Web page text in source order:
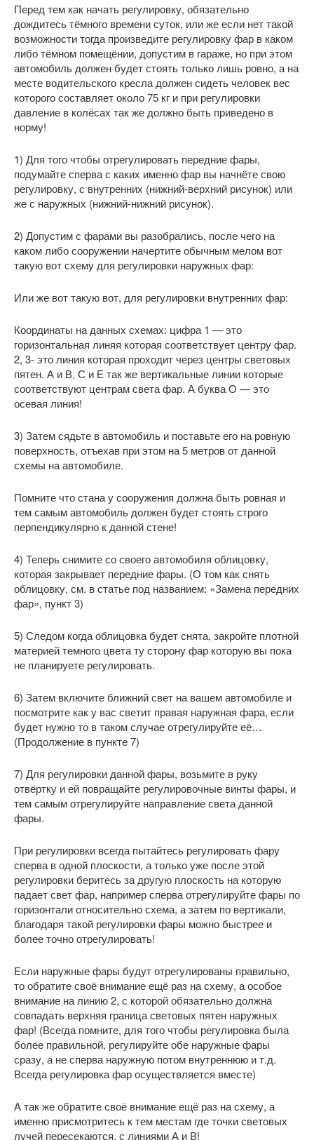
Перед тем как начать регулировку, обязательно
дождитесь тёмного времени суток, или же если нет такой
возможности тогда произведите регулировку фар в каком
либо тёмном помещёнии, допустим в гараже, но при этом
автомобиль должен будет стоять только лишь ровно, а на
месте водительского кресла должен сидеть человек вес
которого составляет около 75 кг и при регулировки
давление в колёсах так же должно быть приведено в
норму!
1) Для того чтобы отрегулировать передние фары,
подумайте сперва с каких именно фар вы начнёте свою
регулировку, с внутренних (нижний-верхний рисунок) или
же с наружных (нижний-нижний рисунок).
2) Допустим с фарами вы разобрались, после чего на
каком либо сооружении начертите обычным мелом вот
такую вот схему для регулировки наружных фар:
Или же вот такую вот, для регулировки внутренних фар:
Координаты на данных схемах: цифра 1 — это
горизонтальная линяя которая соответствует центру фар.
2, 3- это линия которая проходит через центры световых
пятен. А и В, С и Е так же вертикальные линии которые
соответствуют центрам света фар. А буква О — это
осевая линия!
3) Затем сядьте в автомобиль и поставьте его на ровную
поверхность, отъехав при этом на 5 метров от данной
схемы на автомобиле.
Помните что стана у сооружения должна быть ровная и
тем самым автомобиль должен будет стоять строго
перпендикулярно к данной стене!
4) Теперь снимите со своего автомобиля облицовку,
которая закрывает передние фары. (О том как снять
облицовку, см. в статье под названием: «Замена передних
фар», пункт 3)
5) Следом когда облицовка будет снята, закройте плотной
материей темного цвета ту сторону фар которую вы пока
не планируете регулировать.
6) Затем включите ближний свет на вашем автомобиле и
посмотрите как у вас светит правая наружная фара, если
будет нужно то в таком случае отрегулируйте её…
(Продолжение в пункте 7)
7) Для регулировки данной фары, возьмите в руку
отвёртку и ей повращайте регулировочные винты фары, и
тем самым отрегулируйте направление света данной
фары.
При регулировки всегда пытайтесь регулировать фару
сперва в одной плоскости, а только уже после этой
регулировки беритесь за другую плоскость на которую
падает свет фар, например сперва отрегулируйте фары по
горизонтали относительно схема, а затем по вертикали,
благодаря такой регулировки фары можно быстрее и
более точно отрегулировать!
Если наружные фары будут отрегулированы правильно,
то обратите своё внимание ещё раз на схему, а особое
внимание на линию 2, с которой обязательно должна
совпадать верхняя граница световых пятен наружных
фар! (Всегда помните, для того чтобы регулировка была
более правильной, регулируйте обе наружные фары
сразу, а не сперва наружную потом внутреннюю и т.д.
Всегда регулировка фар осуществляется вместе)
А так же обратите своё внимание ещё раз на схему, а
именно присмотритесь к тем местам где точки световых
лучей пересекаются, с линиями А и В!